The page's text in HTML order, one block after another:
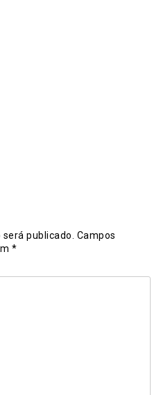
publicado. Campos
*